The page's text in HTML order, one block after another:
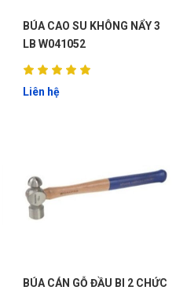
BÚA CAO SU KHÔNG NẨY 3
LB W041052
Liên hệ
BÚA CÁN GỖ ĐẦU BI 2 CHỨC